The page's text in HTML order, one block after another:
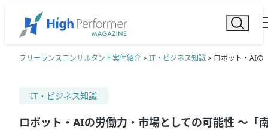
フリーランスコンサルタント案件紹介>IT・ビジネス知識> ロボット・AIの
IT・ビジネス知識
ロボット・AIの労働力・市場としての可能性 ～「